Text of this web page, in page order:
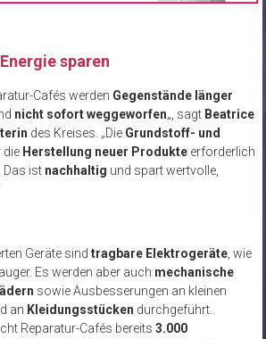
sparen
Cafés werden Gegenstände länger
nicht sofort weggeworfen„, sagt Beatrice
des Kreises. „Die Grundstoff- und
die Herstellung neuer Produkteerforderlich
Das ist nachhaltig und spart wertvolle,
Geräte sind tragbare Elektrogeräte, wie
Es werden aber auch mechanische
sowie Ausbesserungen an kleinen
an Kleidungsstücken durchgeführt.
Reparatur-Cafés bereits 3.000